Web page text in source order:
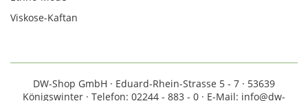
Viskose-Kaftan
DW-Shop GmbH · Eduard-Rhein-Strasse 5 - 7 · 53639
Königswinter · Telefon: 02244 - 883 - 0 · E-Mail: info@dw-